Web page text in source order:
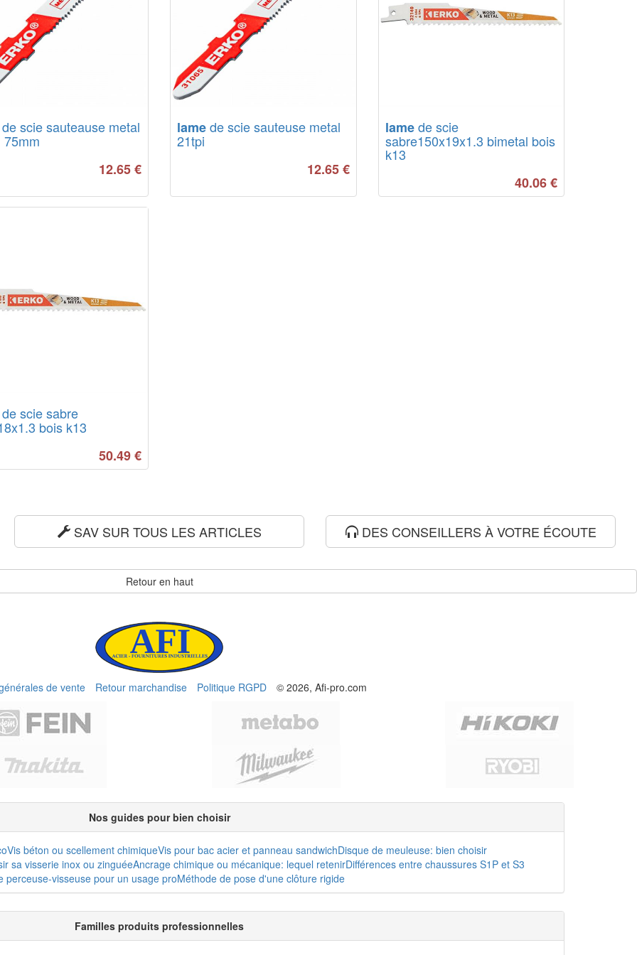
scie sauteause metal
12.65€
lamede scie sauteuse metal
21tpi
12.65 €
lamede scie
sabre150x19x1.3 bimetal bois
k13
40.06€
scie sabre
bois k13
50.49€
SAV SUR TOUS LES ARTICLES DES CONSEILLERS À VOTRE ÉCOUTE
Retour en haut
de vente Retour marchandise Politique RGPD © 2026, Afi-pro.com
Nos guides pour bien choisir
Vis béton ou scellement chimiqueVis pour bac acier et panneau sandwichDisque de meuleuse: bien choisir
sa visserie inox ou zinguéeAncrage chimique ou mécanique: lequel retenirDifférences entre chaussures S1P et S3
perceuse-visseuse pour un usage proMéthode de pose d'une clôture rigide
Familles produits professionnelles